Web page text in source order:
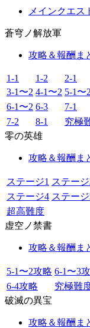
メインクエス
蒼穹ノ解放軍
攻略＆報酬ま
1-1 1-2
2-1
3-1〜2 4-1〜2 5-1〜2
6-1〜2 6-3
7-1
7-2
8-1
究極
零の英雄
攻略＆報酬ま
ステージ1 ステー
ステージ4 ステー
超高難度
虚空ノ禁書
攻略＆報酬ま
5-1〜2攻略 6-1〜3
6-4攻略
究極難
破滅の異宝
攻略＆報酬ま